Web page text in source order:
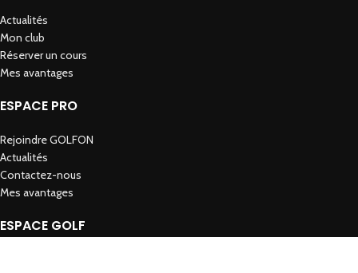
Actualités
Mon club
Réserver un cours
Mes avantages
ESPACE PRO
Rejoindre GOLFON
Actualités
Contactez-nous
Mes avantages
ESPACE GOLF